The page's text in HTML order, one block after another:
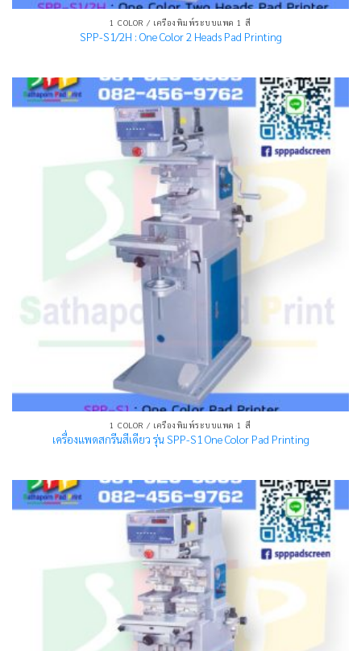
1 COLOR / เครื่องพิมพ์ระบบแพด 1 สี
SPP-S1/2H : One Color 2 Heads Pad Printing
1 COLOR / เครื่องพิมพ์ระบบแพด 1 สี
เครื่องแพดสกรีนสีเดียว รุ่น SPP-S1 One Color Pad Printing